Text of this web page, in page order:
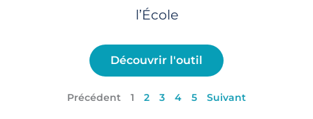
l’École
Découvrir l'outil
Précédent 1 2 3 4 5 Suivant